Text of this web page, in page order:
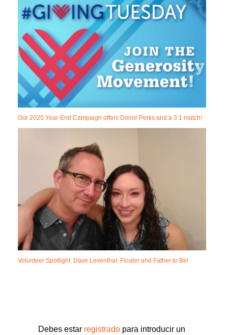
Our 2025 Year-End Campaign offers Donor Perks and a 3:1 match!
Volunteer Spotlight: Dave Leventhal, Floater and Father to Be!
Debes estar registrado para introducir un